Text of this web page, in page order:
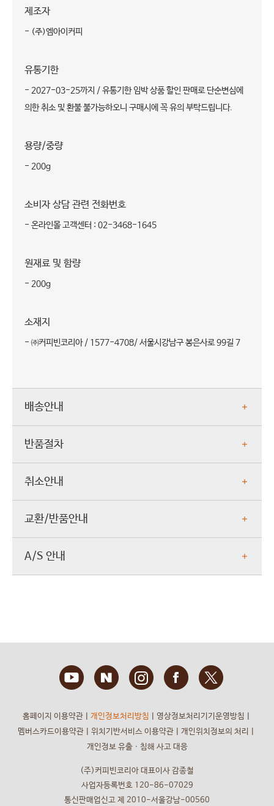
제조자
- (주)엠아이커피
유통기한
- 2027-03-25까지 / 유통기한 임박 상품 할인 판매로 단순변심에
의한 취소 및 환불 불가능하오니 구매시에 꼭 유의 부탁드립니다.
용량/중량
- 200g
소비자 상담 관련 전화번호
- 온라인몰 고객센터 : 02-3468-1645
원재료 및 함량
- 200g
소재지
- ㈜커피빈코리아 / 1577-4708/ 서울시강남구 봉은사로 99길 7
배송안내
반품절차
취소안내
교환/반품안내
A/S 안내
홈페이지 이용약관ㅣ 개인정보처리방침 영상정보처리기기운영방침
멤버스카드이용약관
위치기반서비스 이용약관 개인위치정보의 처리
개인정보 유출ㆍ침해 사고 대응
(주)커피빈코리아 대표이사 감종철
사업자등록번호 120-86-07029
통신판매업신고 제 2010-서울강남-00560